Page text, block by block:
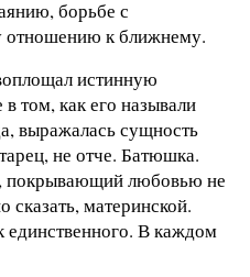
борьбе с
отношению к ближнему.
истинную
том, как его называли
выражалась сущность
не отче. Батюшка.
любовью не
сказать, материнской.
В каждом